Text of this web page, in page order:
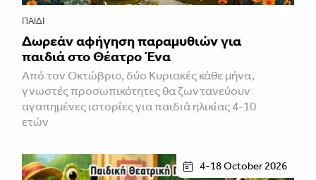
ΠΑΙΔΊ
Δωρεάν αφήγηση παραμυθιών για
παιδιά στο Θέατρο Ένα
Από τον Οκτώβριο, δύο Κυριακές κάθε μήνα,
γνωστές προσωπικότητες θα ζωντανεύουν
αγαπημένες ιστορίες για παιδιά ηλικίας 4-10
ετών
4-18 October 2026